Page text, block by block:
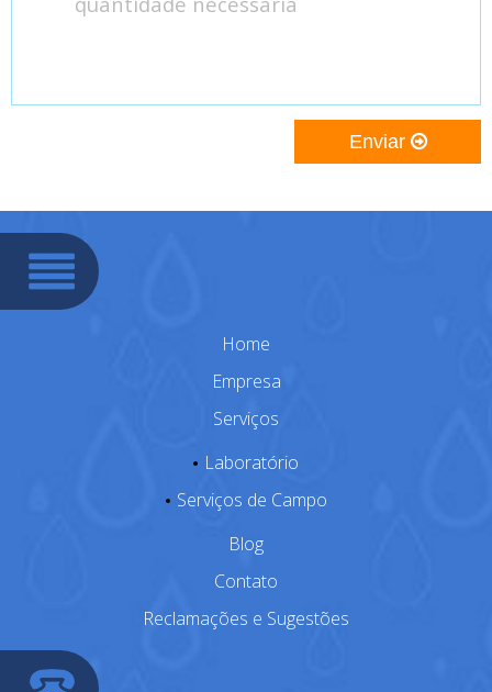
Enviar
Home
Empresa
Serviços
Laboratório
Serviços de Campo
Blog
Contato
Reclamações e Sugestões